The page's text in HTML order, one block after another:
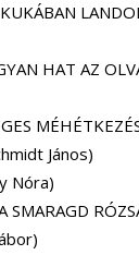
HAT AZ
János)
Nóra)